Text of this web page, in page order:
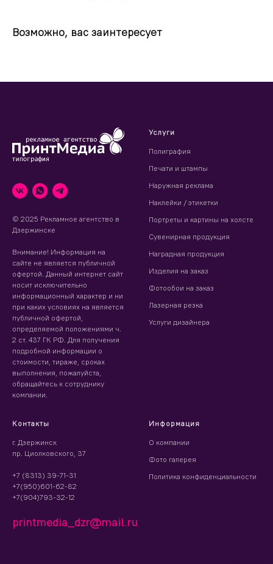
Возможно, вас заинтересует
© 2025 Рекламное агентство в
Дзержинске
Внимание! Информация на
сайте не является публичной
офертой. Данный интернет сайт
носит исключительно
информационный характер и ни
при каких условиях на является
публичной офертой,
определяемой положениями ч.
2 ст. 437 ГК РФ. Для получения
подробной информации о
стоимости, тираже, сроках
выполнения, пожалуйста,
обращайтесь к сотруднику
компании.
Услуги
Полиграфия
Печати и штампы
Наружная реклама
Наклейки / этикетки
Портреты и картины на холсте
Сувенирная продукция
Наградная продукция
Изделия на заказ
Фотообои на заказ
Лазерная резка
Услуги дизайнера
Контакты
г. Дзержинск
пр. Циолковского, 37
+7 (8313) 39-71-31
+7(950)601-62-82
+7(904)793-32-12
printmedia_dzr@mail.ru
Информация
О компании
Фото галерея
Политика конфиденциальности